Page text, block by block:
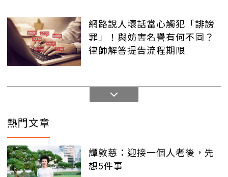
網路說人壞話當心觸犯「誹謗
罪」！與妨害名譽有何不同？
律師解答提告流程期限
熱門文章
譚敦慈：迎接一個人老後，先
想5件事